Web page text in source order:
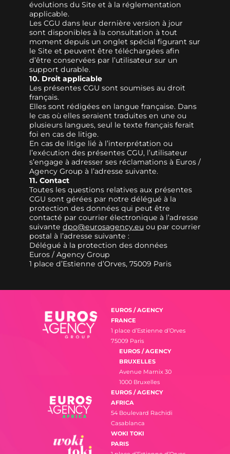
évolutions du Site et à la réglementation
applicable.
Les CGU dans leur dernière version à jour
sont disponibles à la consultation à tout
moment depuis un onglet spécial figurant sur
le Site et peuvent être téléchargées afin
d’être conservées par l’utilisateur sur un
support durable.
10. Droit applicable
Les présentes CGU sont soumises au droit
français.
Elles sont rédigées en langue française. Dans
le cas où elles seraient traduites en une ou
plusieurs langues, seul le texte français ferait
foi en cas de litige.
En cas de litige lié à l’interprétation ou
l’exécution des présentes CGU, l’utilisateur
s’engage à adresser ses réclamations à Euros /
Agency Group à l’adresse suivante.
11. Contact
Toutes les questions relatives aux présentes
CGU sont gérées par notre délégué à la
protection des données qui peut être
contacté par courrier électronique à l’adresse
suivante dpo@eurosagency.eu ou par courrier
postal à l’adresse suivante :
Délégué à la protection des données
Euros / Agency Group
1 place d’Estienne d’Orves, 75009 Paris
EUROS / AGENCY
FRANCE
1 place d’Estienne d’Orves
75009 Paris
EUROS / AGENCY
BRUXELLES
Avenue Marnix 30
1000 Bruxelles
EUROS / AGENCY
AFRICA
54 Boulevard Rachidi
Casablanca
WOKI TOKI
PARIS